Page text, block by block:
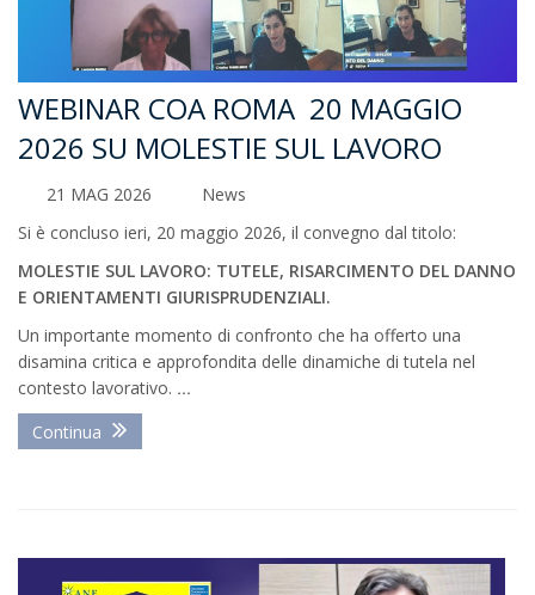
WEBINAR COA ROMA 20 MAGGIO
2026 SU MOLESTIE SUL LAVORO
21 MAG 2026
News
Si è concluso ieri, 20 maggio 2026, il convegno dal titolo:
MOLESTIE SUL LAVORO: TUTELE, RISARCIMENTO DEL DANNO
E ORIENTAMENTI GIURISPRUDENZIALI.
Un importante momento di confronto che ha offerto una
disamina critica e approfondita delle dinamiche di tutela nel
contesto lavorativo. ...
Continua